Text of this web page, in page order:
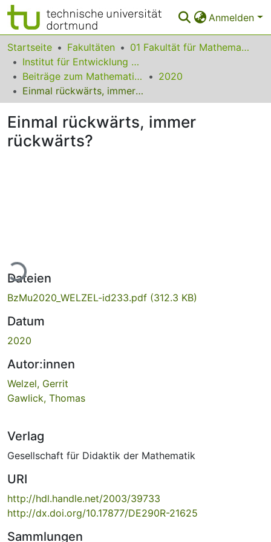
Anmelden
Bereiche & Sammlungen
Das gesamte Repositorium
Statistiken
FAQ
Leitlinien
Startseite Fakultäten
01 Fakultät für Mathematik
Institut für Entwicklung und Erforschung des Mathematikunterrichts
Beiträge zum Mathematikunterricht
2020
Einmal rückwärts, immer rückwärts?
Einmal rückwärts, immer
rückwärts?
Dateien
BzMu2020_WELZEL-id233.pdf (312.3 KB)
Datum
2020
Autor:innen
Welzel, Gerrit
Gawlick, Thomas
Verlag
Gesellschaft für Didaktik der Mathematik
URI
http://hdl.handle.net/2003/39733
http://dx.doi.org/10.17877/DE290R-21625
Sammlungen